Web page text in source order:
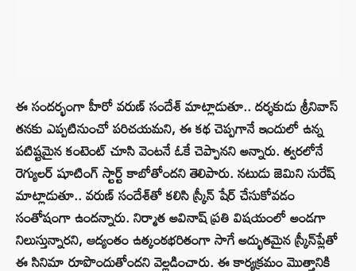
ఈ సందర్భంగా హీరో వరుణ్ సందేశ్ మాట్లాడుతూ.. దర్శకుడు శ్రీనివాస్
తనకు ఎప్పటినుంచో పరిచయమని, ఈ కథ చెప్పగానే ఇందులో ఉన్న
పటిష్టమైన కంటెంట్ చూసి వెంటనే ఓకే చెప్పానని అన్నారు. త్వరలోనే
రెగ్యులర్ షూటింగ్ స్టార్ట్ కాబోతోందని తెలిపారు. నటుడు జెమిని సురేష్
మాట్లాడుతూ.. వరుణ్ సందేశ్‌తో కలిసి స్క్రీన్ షేర్ చేసుకోవడం
సంతోషంగా ఉందన్నారు. నిర్మాత అవినాష్ ప్రతి విషయంలో అండగా
నిలుస్తున్నారని, ఆద్యంతం ఉత్కంఠభరితంగా సాగే అద్భుతమైన స్క్రీన్‌ప్లేతో
ఈ సినిమా రూపొందుతోందని వెల్లడించారు. ఈ కార్యక్రమం మొత్తానికి